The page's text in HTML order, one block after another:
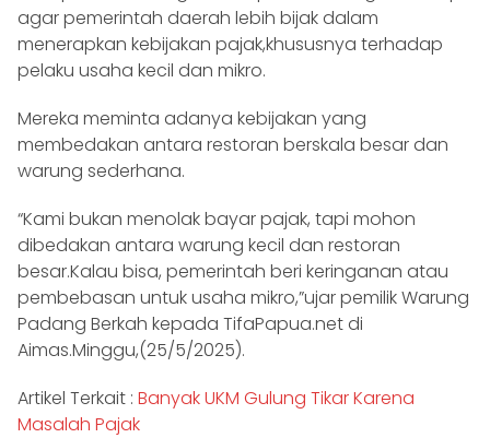
agar pemerintah daerah lebih bijak dalam
menerapkan kebijakan pajak,khususnya terhadap
pelaku usaha kecil dan mikro.
Mereka meminta adanya kebijakan yang
membedakan antara restoran berskala besar dan
warung sederhana.
“Kami bukan menolak bayar pajak, tapi mohon
dibedakan antara warung kecil dan restoran
besar.Kalau bisa, pemerintah beri keringanan atau
pembebasan untuk usaha mikro,”ujar pemilik Warung
Padang Berkah kepada TifaPapua.net di
Aimas.Minggu,(25/5/2025).
Artikel Terkait : Banyak UKM Gulung Tikar Karena
Masalah Pajak